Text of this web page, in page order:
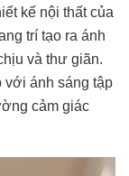
kế nội thất của
trí tạo ra ánh
và thư giãn.
với ánh sáng tập
cảm giác